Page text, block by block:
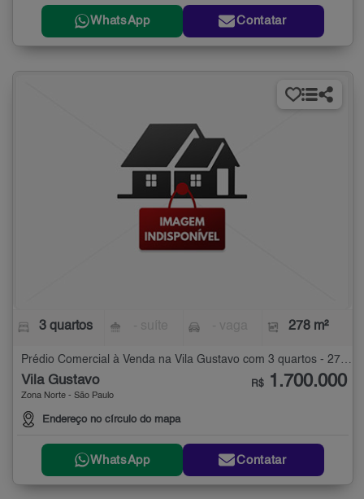
WhatsApp Contatar
3 quartos 278 m²
Prédio Comercial à Venda na Vila Gustavo com 3 quartos - 278 m²
Vila Gustavo
Zona Norte - São Paulo
Endereço no círculo do mapa
R$ 1.700.000
WhatsApp Contatar